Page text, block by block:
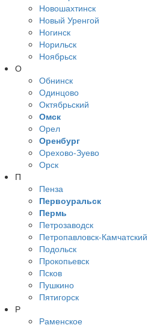
Новошахтинск
Новый Уренгой
Ногинск
Норильск
Ноябрьск
О
Обнинск
Одинцово
Октябрьский
Омск
Орел
Оренбург
Орехово-Зуево
Орск
П
Пенза
Первоуральск
Пермь
Петрозаводск
Петропавловск-Камчатский
Подольск
Прокопьевск
Псков
Пушкино
Пятигорск
Р
Раменское